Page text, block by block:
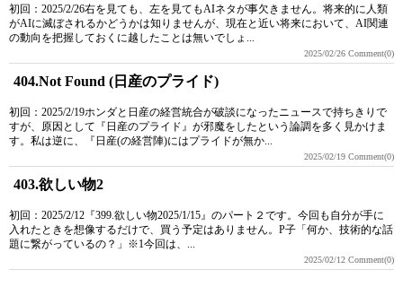
初回：2025/2/26右を見ても、左を見てもAIネタが事欠きません。将来的に人類
がAIに滅ぼされるかどうかは知りませんが、現在と近い将来において、AI関連
の動向を把握しておくに越したことは無いでしょ...
2025/02/26 Comment(0)
404.Not Found (日産のプライド)
初回：2025/2/19ホンダと日産の経営統合が破談になったニュースで持ちきりで
すが、原因として『日産のプライド』が邪魔をしたという論調を多く見かけま
す。私は逆に、『日産(の経営陣)にはプライドが無か...
2025/02/19 Comment(0)
403.欲しい物2
初回：2025/2/12『399.欲しい物2025/1/15』のパート２です。今回も自分が手に
入れたときを想像するだけで、買う予定はありません。P子「何か、技術的な話
題に繋がっているの？」※1今回は、...
2025/02/12 Comment(0)